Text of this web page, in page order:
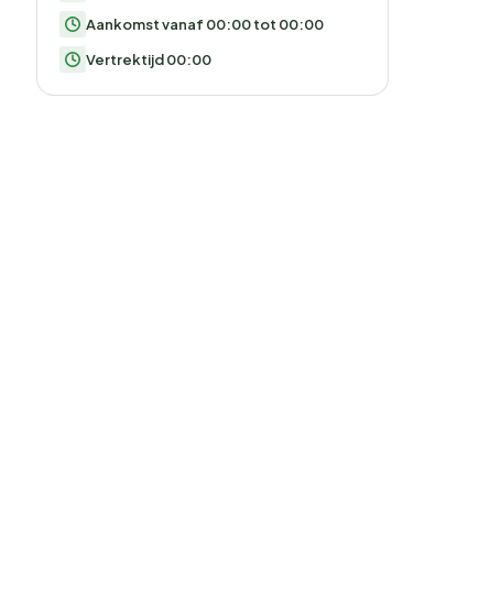
Aankomst vanaf 00:00 tot 00:00
Vertrektijd 00:00